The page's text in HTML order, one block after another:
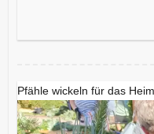
Pfähle wickeln für das